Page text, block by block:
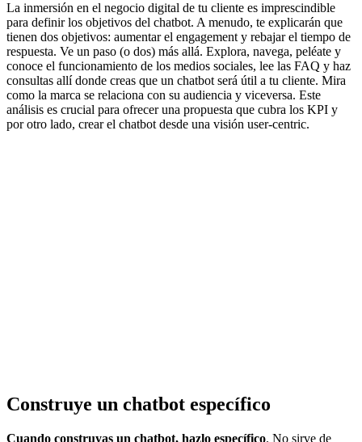
La inmersión en el negocio digital de tu cliente es imprescindible
para definir los objetivos del chatbot. A menudo, te explicarán que
tienen dos objetivos: aumentar el engagement y rebajar el tiempo de
respuesta. Ve un paso (o dos) más allá. Explora, navega, peléate y
conoce el funcionamiento de los medios sociales, lee las FAQ y haz
consultas allí donde creas que un chatbot será útil a tu cliente. Mira
como la marca se relaciona con su audiencia y viceversa. Este
análisis es crucial para ofrecer una propuesta que cubra los KPI y
por otro lado, crear el chatbot desde una visión user-centric.
Construye un chatbot específico
Cuando construyas un chatbot, hazlo específico. No sirve de